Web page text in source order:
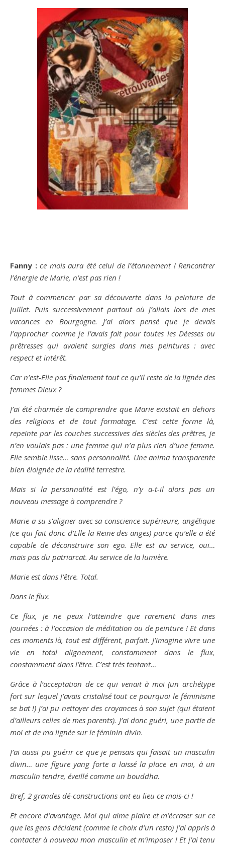
Fanny : ce mois aura été celui de l’étonnement ! Rencontrer
l’énergie de Marie, n’est pas rien !
Tout à commencer par sa découverte dans la peinture de
juillet. Puis successivement partout où j’allais lors de mes
vacances en Bourgogne. J’ai alors pensé que je devais
l’approcher comme je l’avais fait pour toutes les Déesses ou
prêtresses qui avaient surgies dans mes peintures : avec
respect et intérêt.
Car n’est-Elle pas finalement tout ce qu’il reste de la lignée des
femmes Dieux ?
J’ai été charmée de comprendre que Marie existait en dehors
des religions et de tout formatage. C’est cette forme là,
repeinte par les couches successives des siècles des prêtres, je
n’en voulais pas : une femme qui n’a plus rien d’une femme.
Elle semble lisse… sans personnalité. Une anima transparente
bien éloignée de la réalité terrestre.
Mais si la personnalité est l’égo, n’y a-t-il alors pas un
nouveau message à comprendre ?
Marie a su s’aligner avec sa conscience supérieure, angélique
(ce qui fait donc d’Elle la Reine des anges) parce qu’elle a été
capable de déconstruire son ego. Elle est au service, oui…
mais pas du patriarcat. Au service de la lumière.
Marie est dans l’être. Total.
Dans le flux.
Ce flux, je ne peux l’atteindre que rarement dans mes
journées : à l’occasion de méditation ou de peinture ! Et dans
ces moments là, tout est différent, parfait. J’imagine vivre une
vie en total alignement, constamment dans le flux,
constamment dans l’être. C’est très tentant…
Grâce à l’acceptation de ce qui venait à moi (un archétype
fort sur lequel j’avais cristalisé tout ce pourquoi le féminisme
se bat !) j’ai pu nettoyer des croyances à son sujet (qui étaient
d’ailleurs celles de mes parents). J’ai donc guéri, une partie de
moi et de ma lignée sur le féminin divin.
J’ai aussi pu guérir ce que je pensais qui faisait un masculin
divin… une figure yang forte a laissé la place en moi, à un
masculin tendre, éveillé comme un bouddha.
Bref, 2 grandes dé-constructions ont eu lieu ce mois-ci !
Et encore d’avantage. Moi qui aime plaire et m’écraser sur ce
que les gens décident (comme le choix d’un resto) j’ai appris à
contacter à nouveau mon masculin et m’imposer ! Et j’ai tenu